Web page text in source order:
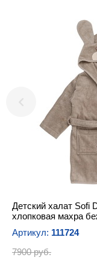
Детский халат
хлопковая махра
Артикул: 111724
7900 руб.